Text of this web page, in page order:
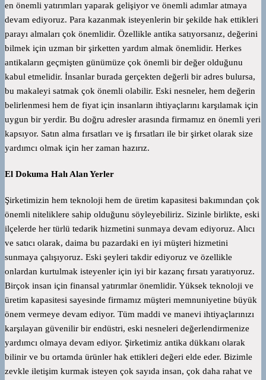
en önemli yatırımları yaparak gelişiyor ve önemli adımlar atmaya
devam ediyoruz. Para kazanmak isteyenlerin bir şekilde hak ettikleri
parayı almaları çok önemlidir. Özellikle antika satıyorsanız, değerini
bilmek için uzman bir şirketten yardım almak önemlidir. Herkes
antikaların geçmişten günümüze çok önemli bir değer olduğunu
kabul etmelidir. İnsanlar burada gerçekten değerli bir adres bulursa,
bu makaleyi satmak çok önemli olabilir. Eski nesneler, hem değerin
belirlenmesi hem de fiyat için insanların ihtiyaçlarını karşılamak için
uygun bir yerdir. Bu doğru adresler arasında firmamız en önemli yeri
kapsıyor. Satın alma fırsatları ve iş fırsatları ile bir şirket olarak size
yardımcı olmak için her zaman hazırız.
El Dokuma Halı Alan Yerler
Şirketimizin hem teknoloji hem de üretim kapasitesi bakımından çok
önemli niteliklere sahip olduğunu söyleyebiliriz. Sizinle birlikte, eski
ilçelerde her türlü tedarik hizmetini sunmaya devam ediyoruz. Alıcı
ve satıcı olarak, daima bu pazardaki en iyi müşteri hizmetini
sunmaya çalışıyoruz. Eski şeyleri takdir ediyoruz ve özellikle
onlardan kurtulmak isteyenler için iyi bir kazanç fırsatı yaratıyoruz.
Birçok insan için finansal yatırımlar önemlidir. Yüksek teknoloji ve
üretim kapasitesi sayesinde firmamız müşteri memnuniyetine büyük
önem vermeye devam ediyor. Tüm maddi ve manevi ihtiyaçlarınızı
karşılayan güvenilir bir endüstri, eski nesneleri değerlendirmenize
yardımcı olmaya devam ediyor. Şirketimiz antika dükkanı olarak
bilinir ve bu ortamda ürünler hak ettikleri değeri elde eder. Bizimle
zevkle iletişim kurmak isteyen çok sayıda insan, çok daha rahat ve